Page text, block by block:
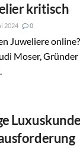
kritisch
2024 0
Juweliere
Moser,